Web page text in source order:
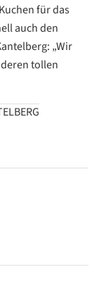
für das
auch den
„Wir
tollen